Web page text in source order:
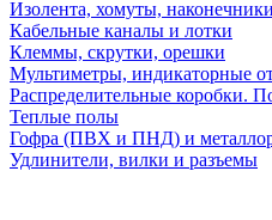
Изолента, хомуты,
Кабельные каналы и лотки
Клеммы, скрутки, орешки
Мультиметры, индикаторные
Распределительные коробки.
Теплые полы
Гофра (ПВХ и ПНД) и
Удлинители, вилки и разъемы